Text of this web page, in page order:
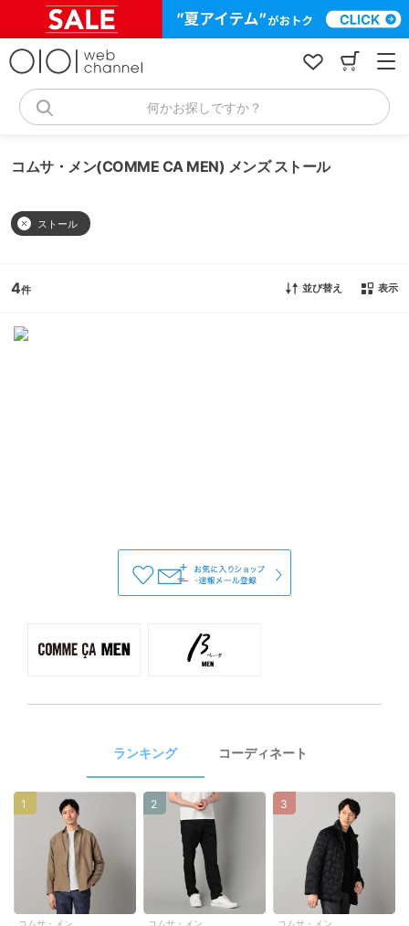
何かお探しですか？
コムサ・メン(COMME CA MEN) メンズ ストール
ストール
4 並び替え 表示
ランキング コーディネート
コムサ・メン
1
コムサ・メン
2
コムサ・メン
3